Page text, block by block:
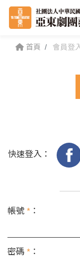
首頁 會員登
快速登入：
帳號 * ：
密碼 * ：